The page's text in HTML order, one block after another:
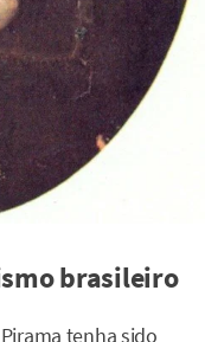
brasileiro
tenha sido